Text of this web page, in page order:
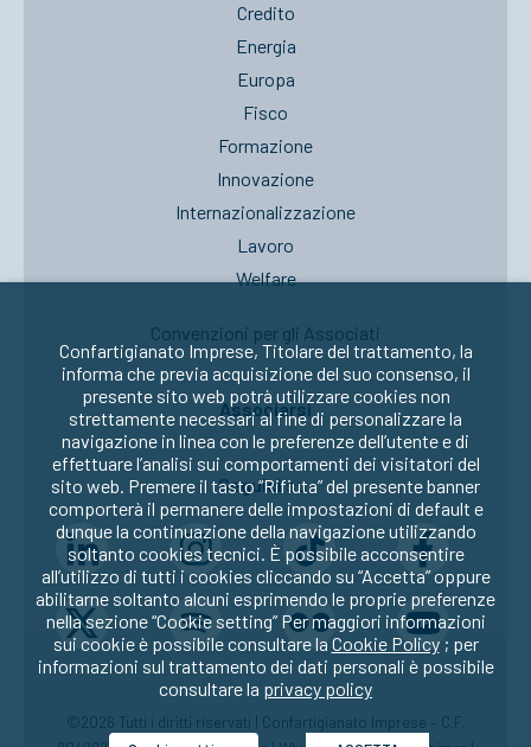
Credito
Energia
Europa
Fisco
Formazione
Innovazione
Internazionalizzazione
Lavoro
Welfare
Convenzioni per gli Associati
Associarsi
Seguici su:
©2026 Tutti i diritti riservati | Confartigianato Imprese – C.F.
Confartigianato Imprese, Titolare del trattamento, la
informa che previa acquisizione del suo consenso, il
presente sito web potrà utilizzare cookies non
strettamente necessari al fine di personalizzare la
navigazione in linea con le preferenze dell’utente e di
effettuare l’analisi sui comportamenti dei visitatori del
sito web. Premere il tasto “Rifiuta” del presente banner
comporterà il permanere delle impostazioni di default e
dunque la continuazione della navigazione utilizzando
soltanto cookies tecnici. È possibile acconsentire
all’utilizzo di tutti i cookies cliccando su “Accetta” oppure
abilitarne soltanto alcuni esprimendo le proprie preferenze
nella sezione “Cookie setting” Per maggiori informazioni
sui cookie è possibile consultare la Cookie Policy; per
informazioni sul trattamento dei dati personali è possibile
consultare la privacy policy